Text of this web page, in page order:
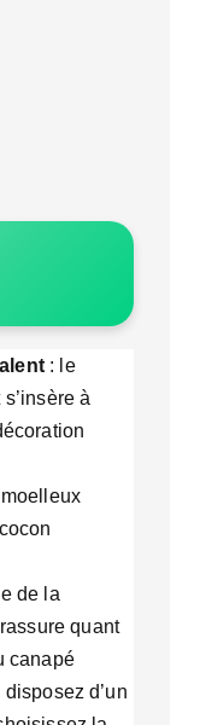
: le
à
de la
quant
canapé
disposez d’un